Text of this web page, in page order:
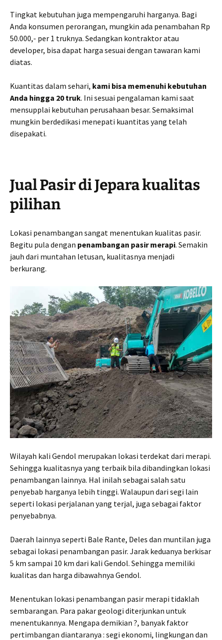
Tingkat kebutuhan juga mempengaruhi harganya. Bagi
Anda konsumen perorangan, mungkin ada penambahan Rp
50.000,- per 1 truknya. Sedangkan kontraktor atau
developer, bisa dapat harga sesuai dengan tawaran kami
diatas.
Kuantitas dalam sehari, kami bisa memenuhi kebutuhan
Anda hingga 20 truk. Ini sesuai pengalaman kami saat
mensupplai kebutuhan perusahaan besar. Semaksimal
mungkin berdedikasi menepati kuantitas yang telah
disepakati.
Jual Pasir di Jepara kualitas
pilihan
Lokasi penambangan sangat menentukan kualitas pasir.
Begitu pula dengan penambangan pasir merapi. Semakin
jauh dari muntahan letusan, kualitasnya menjadi
berkurang.
Wilayah kali Gendol merupakan lokasi terdekat dari merapi.
Sehingga kualitasnya yang terbaik bila dibandingkan lokasi
penambangan lainnya. Hal inilah sebagai salah satu
penyebab harganya lebih tinggi. Walaupun dari segi lain
seperti lokasi perjalanan yang terjal, juga sebagai faktor
penyebabnya.
Daerah lainnya seperti Bale Rante, Deles dan muntilan juga
sebagai lokasi penambangan pasir. Jarak keduanya berkisar
5 km sampai 10 km dari kali Gendol. Sehingga memiliki
kualitas dan harga dibawahnya Gendol.
Menentukan lokasi penambangan pasir merapi tidaklah
sembarangan. Para pakar geologi diterjunkan untuk
menentukannya. Mengapa demikian ?, banyak faktor
pertimbangan diantaranya : segi ekonomi, lingkungan dan